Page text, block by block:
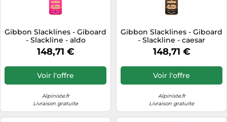
Gibbon Slacklines - Giboard
- Slackline - aldo
148,71 €
Voir l'offre
Alpiniste.fr
Livraison gratuite
Gibbon Slacklines - Giboard
- Slackline - caesar
148,71 €
Voir l'offre
Alpiniste.fr
Livraison gratuite